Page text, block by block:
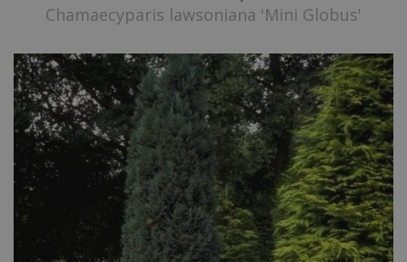
Chamaecyparis lawsoniana 'Mini Globus'